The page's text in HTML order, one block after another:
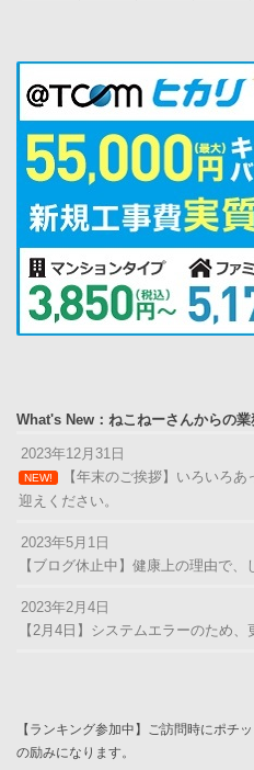
What's New：ねこねーさんからの業
2023年12月31日
NEW!
【年末のご挨拶】いろいろ
迎えください。
2023年5月1日
【ブログ休止中】健康上の理由で、
2023年2月4日
【2月4日】システムエラーのため、
【ランキング参加中】ご訪問時にポチ
の励みになります。